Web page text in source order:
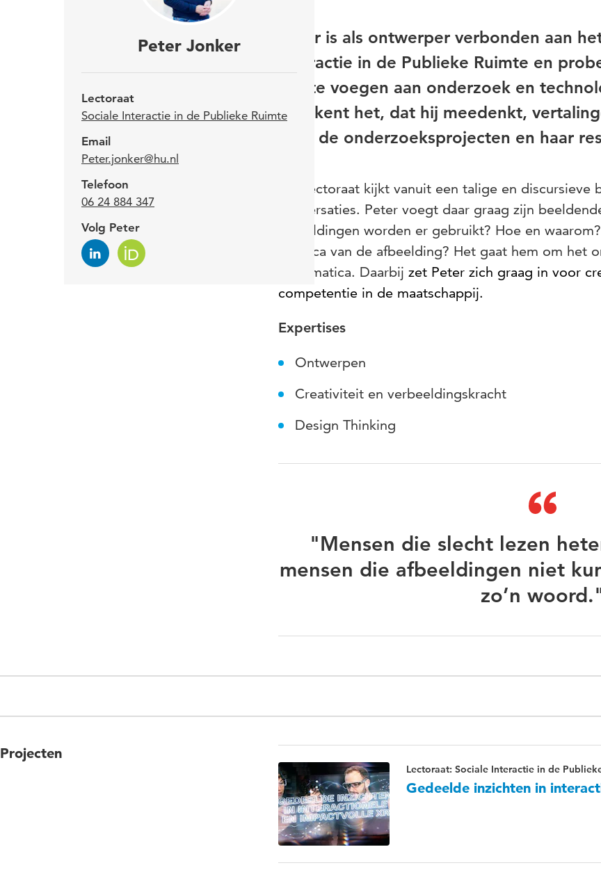
Peter Jonker
Lectoraat
Sociale Interactie in de Publieke Ruimte
Email
Peter.jonker@hu.nl
Telefoon
06 24 884 347
Volg Peter
Peter is als ontwerper verbonden aan
Interactie in de Publieke Ruimte en
toe te voegen aan onderzoek en
betekent het, dat hij meedenkt,
voor de onderzoeksprojecten en haar
Het lectoraat kijkt vanuit een talige en discursieve
conversaties. Peter voegt daar graag zijn
afbeeldingen worden er gebruikt? Hoe en
retorica van de afbeelding? Het gaat hem om het
grammatica. Daarbij zet Peter zich graag in voor
competentie in de maatschappij.
Expertises
Ontwerpen
Creativiteit en verbeeldingskracht
Design Thinking
"Mensen die slecht lezen
mensen die afbeeldingen niet
zo’n
Projecten
Lectoraat: Sociale Interactie in de
Gedeelde inzichten in